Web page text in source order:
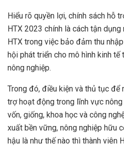
Hiểu rõ quyền lợi, chính sách hỗ
HTX 2023 chính là cách tận
HTX trong việc bảo đảm thu
hội phát triển cho mô hình kinh
nông nghiệp.
Trong đó, điều kiện và thủ tục để
trợ hoạt động trong lĩnh vực
vốn, giống, khoa học và công
xuất bền vững, nông nghiệp hữu
hậu là như thế nào thì thành viên